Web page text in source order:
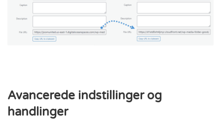
Avancerede indstillinger og
handlinger